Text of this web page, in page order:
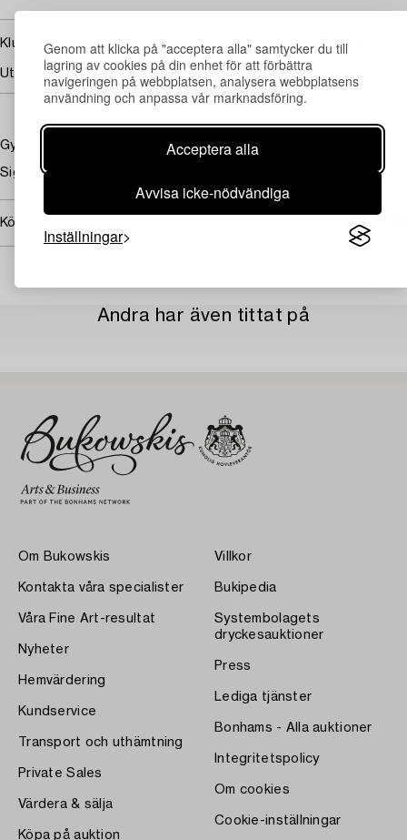
Genom att klicka på "acceptera alla" samtycker du till
lagring av cookies på din enhet för att förbättra
navigeringen på webbplatsen, analysera webbplatsens
användning och anpassa vår marknadsföring.
Acceptera alla
Avvisa icke-nödvändiga
Inställningar
Klubbat pris 80 000
Utropspris 80 000 - 100 000 SEK
Gycklare med apa
Signerad Axel Borg. Duk 90,5 x 65 cm.
Köpinformation
Andra har även tittat på
Om Bukowskis
Kontakta våra specialister
Våra Fine Art-resultat
Nyheter
Hemvärdering
Kundservice
Transport och uthämtning
Private Sales
Värdera & sälja
Köpa på auktion
Villkor
Bukipedia
Systembolagets
dryckesauktioner
Press
Lediga tjänster
Bonhams - Alla auktioner
Integritetspolicy
Om cookies
Cookie-inställningar